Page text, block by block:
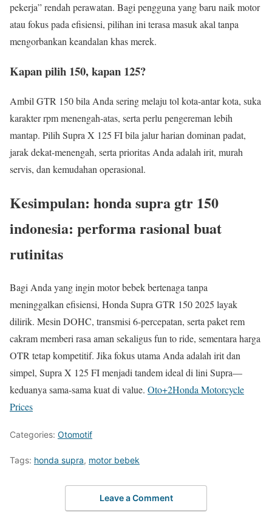
pekerja” rendah perawatan. Bagi pengguna yang baru naik motor
atau fokus pada efisiensi, pilihan ini terasa masuk akal tanpa
mengorbankan keandalan khas merek.
Kapan pilih 150, kapan 125?
Ambil GTR 150 bila Anda sering melaju tol kota-antar kota, suka
karakter rpm menengah-atas, serta perlu pengereman lebih
mantap. Pilih Supra X 125 FI bila jalur harian dominan padat,
jarak dekat-menengah, serta prioritas Anda adalah irit, murah
servis, dan kemudahan operasional.
Kesimpulan: honda supra gtr 150
indonesia: performa rasional buat
rutinitas
Bagi Anda yang ingin motor bebek bertenaga tanpa
meninggalkan efisiensi, Honda Supra GTR 150 2025 layak
dilirik. Mesin DOHC, transmisi 6-percepatan, serta paket rem
cakram memberi rasa aman sekaligus fun to ride, sementara harga
OTR tetap kompetitif. Jika fokus utama Anda adalah irit dan
simpel, Supra X 125 FI menjadi tandem ideal di lini Supra—
keduanya sama-sama kuat di value. Oto+2Honda Motorcycle
Prices
Categories: Otomotif
Tags: honda supra, motor bebek
Leave a Comment